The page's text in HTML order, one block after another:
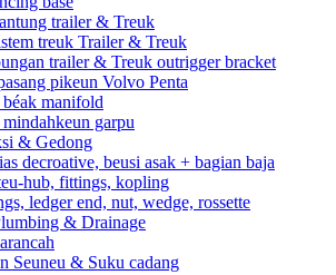
trailer & Treuk
treuk Trailer & Treuk
trailer & Treuk outrigger bracket
pikeun Volvo Penta
manifold
garpu
& Gedong
decroative, beusi asak + bagian baja
hub, fittings, kopling
ledger end, nut, wedge, rossette
& Drainage
Seuneu & Suku cadang